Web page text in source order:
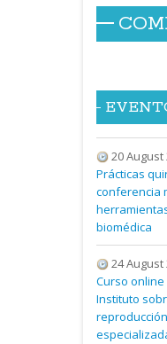
20 August
Prácticas
conferencia
biomédica
24 August
Curso online
Instituto